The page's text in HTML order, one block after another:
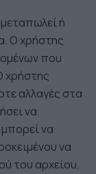
ή
Ο χρήστης
που
χρήστης
αλλαγές στα
να
να
να
του αρχείου,